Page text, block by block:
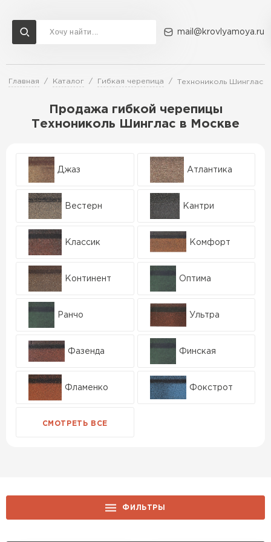
mail@krovlyamoya.ru
Главная Каталог Гибкая черепица Технониколь Шинглас
Продажа гибкой черепицы
Технониколь Шинглас в Москве
Джаз Атлантика
Вестерн Кантри
Классик Комфорт
Континент Оптима
Ранчо Ультра
Фазенда Финская
Фламенко Фокстрот
ФИЛЬТРЫ
Сервисы расчета
Расчет штакетника для забора
Расчет водостока
Расчет фальцевой кровли
Расчет кровли из профнастила
Расчет кровли из металлочерепицы
Доставка Контакты
Металлочерепица
ПЕРЕЙТИ